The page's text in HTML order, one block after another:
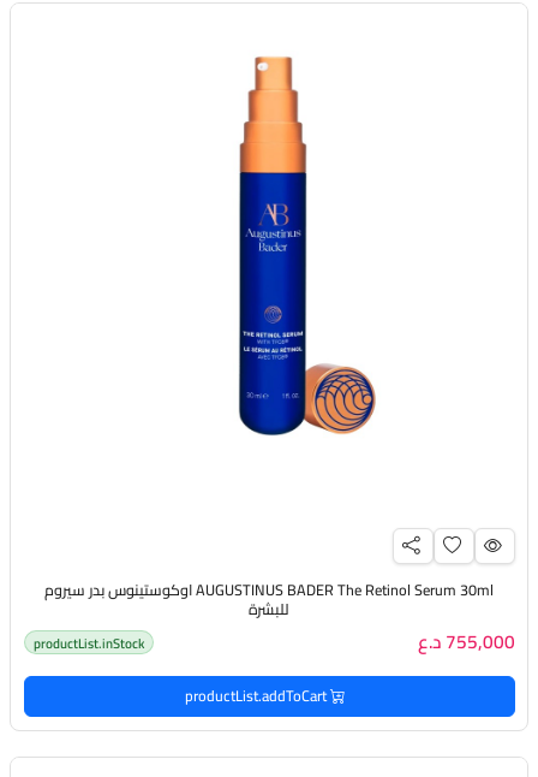
AUGUSTINUS BADER The Retinol Serum 30ml اوكوستينوس بدر سيروم
للبشرة
755,000 د.ع productList.inStock
productList.addToCart